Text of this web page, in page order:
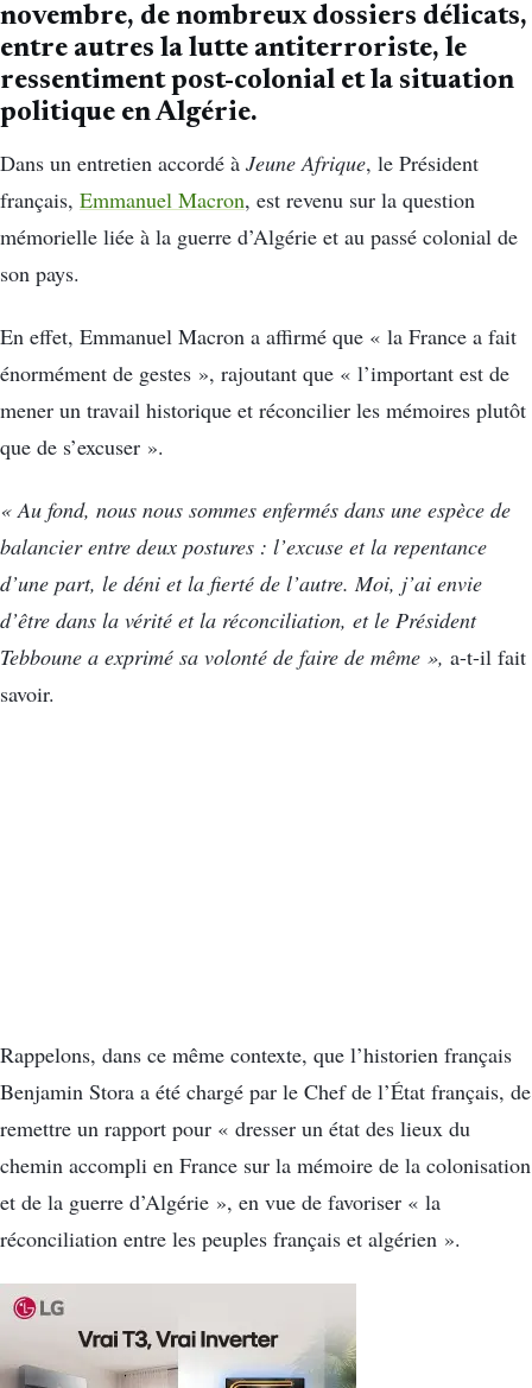
novembre, de nombreux dossiers délicats,
entre autres la lutte antiterroriste, le
ressentiment post-colonial et la situation
politique en Algérie.
Dans un entretien accordé à Jeune Afrique, le Président
français, Emmanuel Macron, est revenu sur la question
mémorielle liée à la guerre d’Algérie et au passé colonial de
son pays.
En effet, Emmanuel Macron a affirmé que « la France a fait
énormément de gestes », rajoutant que « l’important est de
mener un travail historique et réconcilier les mémoires plutôt
que de s’excuser ».
« Au fond, nous nous sommes enfermés dans une espèce de
balancier entre deux postures : l’excuse et la repentance
d’une part, le déni et la fierté de l’autre. Moi, j’ai envie
d’être dans la vérité et la réconciliation, et le Président
Tebboune a exprimé sa volonté de faire de même », a-t-il fait
savoir.
Rappelons, dans ce même contexte, que l’historien français
Benjamin Stora a été chargé par le Chef de l’État français, de
remettre un rapport pour « dresser un état des lieux du
chemin accompli en France sur la mémoire de la colonisation
et de la guerre d’Algérie », en vue de favoriser « la
réconciliation entre les peuples français et algérien ».